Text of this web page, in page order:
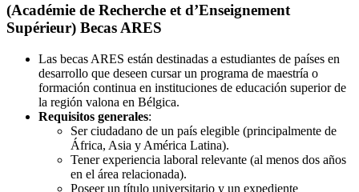
(Académie de Recherche et d’Enseignement
Supérieur) Becas ARES
Las becas ARES están destinadas a estudiantes de países en
desarrollo que deseen cursar un programa de maestría o
formación continua en instituciones de educación superior de
la región valona en Bélgica.
Requisitos generales:
Ser ciudadano de un país elegible (principalmente de
África, Asia y América Latina).
Tener experiencia laboral relevante (al menos dos años
en el área relacionada).
Poseer un título universitario y un expediente